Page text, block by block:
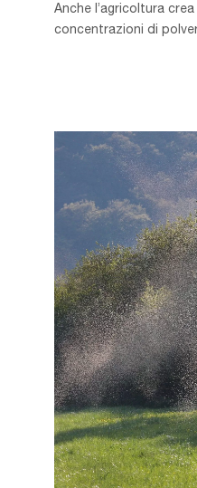
Anche l’agricoltura
concentrazioni di